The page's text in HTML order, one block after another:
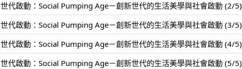
世代啟動：Social Pumping Age－創新世代的生活美學與社會啟動 (2/5)
世代啟動：Social Pumping Age－創新世代的生活美學與社會啟動 (3/5)
世代啟動：Social Pumping Age－創新世代的生活美學與社會啟動 (4/5)
世代啟動：Social Pumping Age－創新世代的生活美學與社會啟動 (5/5)